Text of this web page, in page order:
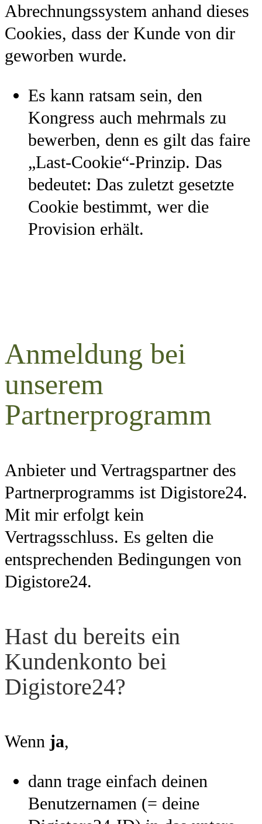
Abrechnungssystem anhand dieses
Cookies, dass der Kunde von dir
geworben wurde.
Es kann ratsam sein, den
Kongress auch mehrmals zu
bewerben, denn es gilt das faire
„Last-Cookie“-Prinzip. Das
bedeutet: Das zuletzt gesetzte
Cookie bestimmt, wer die
Provision erhält.
Anmeldung bei
unserem
Partnerprogramm
Anbieter und Vertragspartner des
Partnerprogramms ist Digistore24.
Mit mir erfolgt kein
Vertragsschluss. Es gelten die
entsprechenden Bedingungen von
Digistore24.
Hast du bereits ein
Kundenkonto bei
Digistore24?
Wenn ja,
dann trage einfach deinen
Benutzernamen (= deine